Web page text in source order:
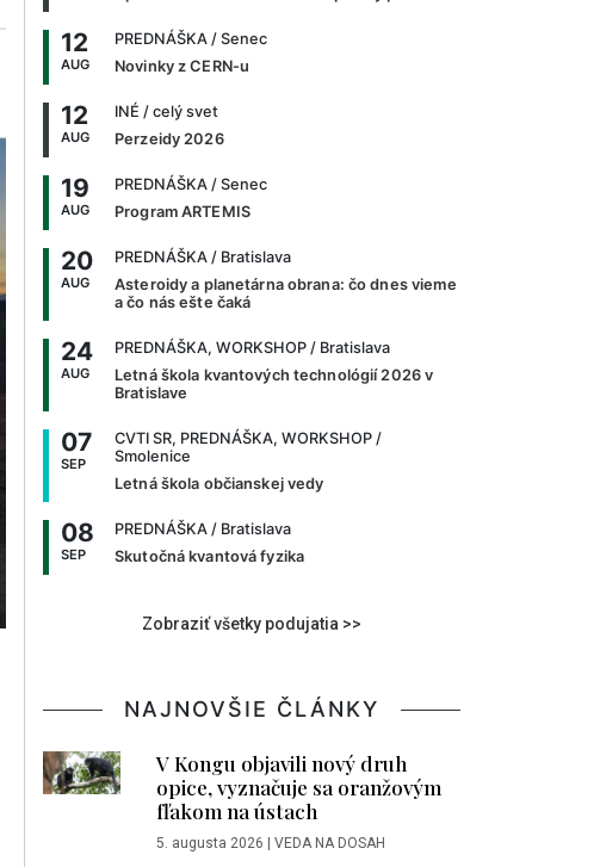
12
AUG
PREDNÁŠKA / Senec
Novinky z CERN-u
12
AUG
INÉ / celý svet
Perzeidy 2026
19
AUG
PREDNÁŠKA / Senec
Program ARTEMIS
20
AUG
PREDNÁŠKA / Bratislava
Asteroidy a planetárna obrana: čo dnes vieme
a čo nás ešte čaká
24
AUG
PREDNÁŠKA, WORKSHOP / Bratislava
Letná škola kvantových technológií 2026 v
Bratislave
07
SEP
CVTI SR, PREDNÁŠKA, WORKSHOP /
Smolenice
Letná škola občianskej vedy
08
SEP
PREDNÁŠKA / Bratislava
Skutočná kvantová fyzika
Zobraziť všetky podujatia >>
NAJNOVŠIE ČLÁNKY
V Kongu objavili nový druh
opice, vyznačuje sa oranžovým
fľakom na ústach
5. augusta 2026 | VEDA NA DOSAH